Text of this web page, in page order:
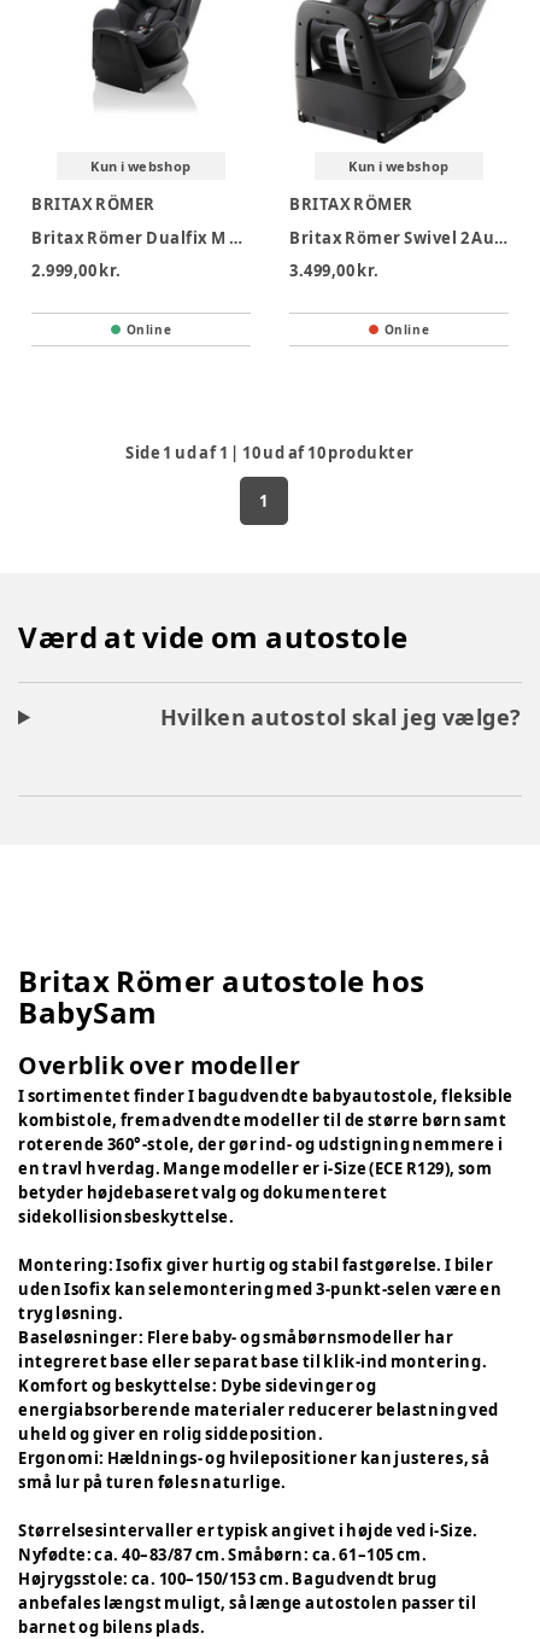
Kun i webshop
BRITAX RÖMER
Britax Römer Dualfix M Plus Autostol - Midnight Grey
2.999,00 kr.
Online
Kun i webshop
BRITAX RÖMER
Britax Römer Swivel 2 Autostol - Midnight Grey
3.499,00 kr.
Online
Side 1 ud af1 | 10ud af10produkter
1
Værd at vide om autostole
Hvilken autostol skal jeg vælge?
Britax Römer autostole hos
BabySam
Overblik over modeller
I sortimentet finder I bagudvendte babyautostole, fleksible
kombistole, fremadvendte modeller til de større børn samt
roterende 360°-stole, der gør ind- og udstigning nemmere i
en travl hverdag. Mange modeller er i-Size (ECE R129), som
betyder højdebaseret valg og dokumenteret
sidekollisionsbeskyttelse.
Montering: Isofix giver hurtig og stabil fastgørelse. I biler
uden Isofix kan selemontering med 3-punkt-selen være en
tryg løsning.
Baseløsninger: Flere baby- og småbørnsmodeller har
integreret base eller separat base til klik-ind montering.
Komfort og beskyttelse: Dybe sidevinger og
energiabsorberende materialer reducerer belastning ved
uheld og giver en rolig siddeposition.
Ergonomi: Hældnings- og hvilepositioner kan justeres, så
små lur på turen føles naturlige.
Størrelsesintervaller er typisk angivet i højde ved i-Size.
Nyfødte: ca. 40–83/87 cm. Småbørn: ca. 61–105 cm.
Højrygsstole: ca. 100–150/153 cm. Bagudvendt brug
anbefales længst muligt, så længe autostolen passer til
barnet og bilens plads.